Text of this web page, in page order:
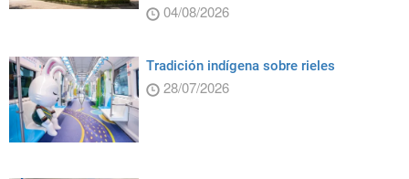
04/08/2026
Tradición indígena sobre rieles
28/07/2026